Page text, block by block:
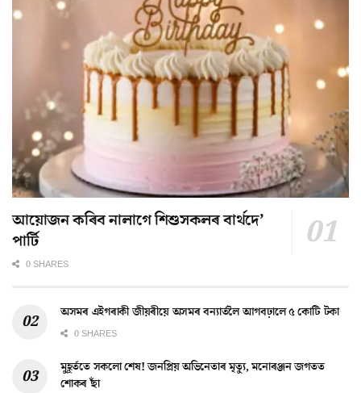
আয়োজন কৰিব নালাগে শিশুসকলৰ বাৰ্থদে’
পাৰ্টি
0 SHARES
অসমৰ এইগৰাকী জীয়ৰীয়ে অসমৰ বন্যাৰ্তলৈ আগবঢ়ালে ৫ কোটি টকা
0 SHARES
মুহূৰ্ততে সকলো শেষ! জনপ্ৰিয় অভিনেতাৰ মৃত্যু, মনোৰঞ্জন জগতত
শোকৰ ছাঁ